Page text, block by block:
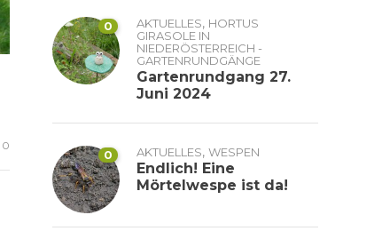
0
0 AKTUELLES, HORTUS
GIRASOLE IN
NIEDERÖSTERREICH -
GARTENRUNDGÄNGE
Gartenrundgang 27.
Juni 2024
0 AKTUELLES, WESPEN
Endlich! Eine
Mörtelwespe ist da!